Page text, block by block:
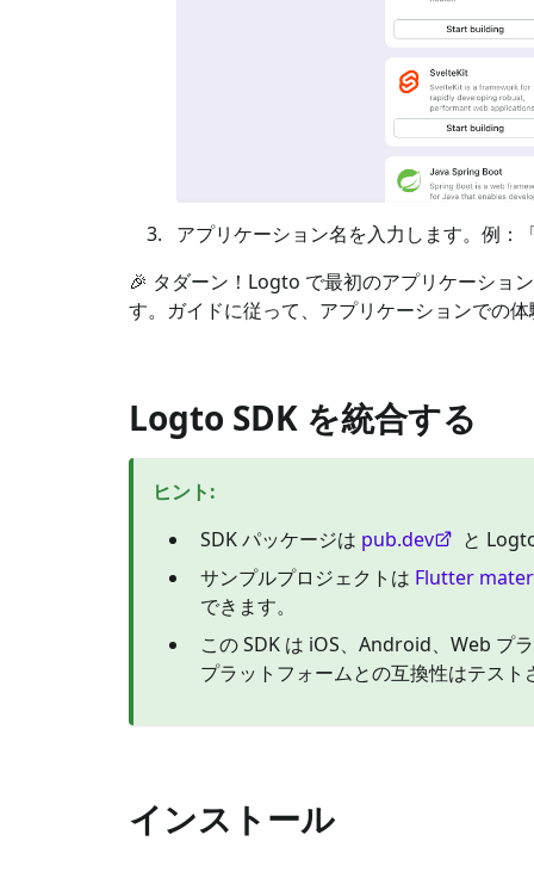
アプリケーション名を入力します。例
🎉 タダーン！Logto で最初のアプリケーショ
す。ガイドに従って、アプリケーションでの
Logto SDK を統合する
ヒント:
SDK パッケージは pub.dev
と
サンプルプロジェクトは Flutter
できます。
この SDK は iOS、Android、Web プ
プラットフォームとの互換性はテスト
インストール